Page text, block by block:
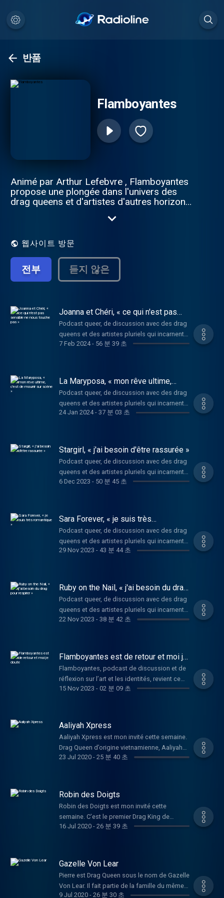
반품
Flamboyantes
Animé par Arthur Lefebvre , Flamboyantes
propose une plongée dans l'univers des
drag queens et d'artistes d'autres horizons
permet de mettre en avant ces artistes
de leur art, partager leurs parcours, leurs
chaque épisode, les invités se confient sur
leurs identités, leurs parcours artistiques,
leurs motivations, et les défis auxquels ils
"Flamboyantes" aborde également des
questions sur l'identité et sur le genre.
Chaque épisode offre un aperçu sincère
des défis et des triomphes rencontrés par
l'individualité qui rassemble, la créativité et
la puissance résiliante de l'art, toujours
proche de soi, toujours là pour sauver et
repenser le monde. Artwork de la saison 3
Thioulouse (3D Designer). Hébergé par
Acast. Visitez acast.com/privacy pour plus
d'informations.
웹사이트 방문
전부 듣지 않은
Joanna et Chéri, « ce qui n'est pas
sensible ne nous touche pas »
Podcast queer, de discussion avec des drag
queens et des artistes pluriels qui incarnent,
à leur manière, une forme de flamboyance.
plongez dans les univers uniques des
artistes Joanna et Chéri. Conformément au
thème de cette saison, nous explorons une
variété d'artistes incarnant différentes
personnels, les premières influences
musicales et l'approche authentique de la
création. Les artistes partagent leurs
réflexions sur la lumière, la pop musique et
cette conversation riche et inspirante, idéale
pour évoquer le processus créatif, la
musique,la culture pop et la créativité. Pour
https://www.instagram.com/joannaclubbb Si
tu veux me faire un retour, être tenu au
courant de la suite et me suivre sur les
réseaux sociaux : lfbarthur —
sur ton application d'écoute.
https://www.instagram.com/flamboyant.e.s
Si tu as aimé l'épisode, tu aimeras
certainement celui-ci également :
Visitez acast.com/privacy pour plus
d'informations.
7 Feb 2024- 56 분 39 초
La Maryposa, « mon rêve ultime,
c'est de mourrir sur scène »
Podcast queer, de discussion avec des drag
queens et des artistes pluriels qui incarnent,
à leur manière, une forme de flamboyance.
Maryposa" . On a parlé de ses origines
espagnoles qui influencent son drag et
notamment de sa grand-mère, qu'elle a
d'ailleurs fait monter sur scène lors d'un
show. On parle du ressenti lorsque des
France. On revient également sur la haine
présentes sur les réseaux sociaux et qu'elle a
du gérer après une séquence de l'émission
Touche Pas à mon Poste. Enfin, Maryposa
moins assez incroyable 3 J'ai perçu
quelques petits bourdonnements lors de
l'editing, veuillez m'en excuser, on est encore
en DIY ici. Pour retrouver La Maryposa :
courant de la suite et me suivre sur les
réseaux sociaux : @lfbarthur —
https://www.instagram.com/lfbarthur/ Si tu
as aimé l'épisode, tu aimeras certainement
Visitez acast.com/privacy pour plus
d'informations.
24 Jan 2024- 37 분 03 초
Stargirl, « j'ai besoin d'être rassurée »
Podcast queer, de discussion avec des drag
queens et des artistes pluriels qui incarnent,
à leur manière, une forme de flamboyance.
pouvez retrouver à mon micro Stargirl, drag
queen lilloise iconic. On a échangé sur la
façon dont Stargirl se définit en tant
qu'artiste. Elle parle de son goût pour Mylène
autres. On parle de doute, de comédie pour
elle qui adore l'humour qu'elle utilise dans
ses performances. On évoque sa maman qui
a un compte fan d'elle sur Instagram, on
de Karl Lagerfeld en m'assimilant à Léa
Salamé sur France Inter (lol). Bref, un moment
que j'ai adoré passer ! J'espère que
l'épisode vous plaira aussi. (Chapitrage en
https://instagram.com/stargirlisdead?
igshid=OGQ5ZDc2ODk2ZA== Si tu veux me
faire un retour, être tenu au courant de la suite
et me suivre sur les réseaux sociaux :
sur ton application d'écoute. Si tu as aimé
l'épisode, tu aimeras certainement celui-ci
également :
https://shows.acast.com/flamboyantes/episodes/drag-
d'informations.
6 Dec 2023 - 50 분 45 초
Sara Forever, « je suis très
romantique »
Podcast queer, de discussion avec des drag
queens et des artistes pluriels qui incarnent à
leur manière une forme de flamboyance.
sous son nom de drag queen Sara Forever,
finaliste de Drag Race France saison 2, est
notre invité flamboyant de la semaine. Artiste
aux multiples facettes, Mathieu navigue entre
parcours, de ses premiers pas sur scène à
sa participation marquante à Drag Race
France, en passant par ses réflexions sur la
classe sociale, la féminité, et son rapport à la
l'identité artistique de Mathieu et comment
elle se manifeste à travers ses
performances. Spécifiquement : • Son enfant
intérieur, marqué par la différence et
et son environnement bordelais sur sa
perception de la féminité et de la classe
sociale • Le drag comme moyen
d'expression artistique, mêlant théâtre,
découvertes • L'importante question de la
politique dans le drag et comment rester
fidèle à ses convictions artistiques • Son
29 Nov 2023 - 43 분 44 초
Ruby on the Nail, « j'ai besoin du drag
pour respirer »
Podcast queer, de discussion avec des drag
queens et des artistes pluriels qui incarnent à
leur manière une forme de flamboyance.
l'amour, je l'ai déjà fait." Ruby on the Nail est
chic, elle aime la couture vintage, Vivenne
Westwood et Jean Paul Gaultier, Barbra
Streisand et Rita Hayworth. Elle aime
performer sur scène, mais estime ne savoir ni
d'elle comme une Lipsync assassin ! Dans
cet épisode, elle nous raconte d'où vient
Ruby, elle nous parle de cabaret, elle nous
parle de sa copine Sara Forever et répond
et K-maro. Autant vous dire que tous les
ingrédients sont là pour passer un bon
moment. 01.25 : Le parcours de Ruby on the
Nail, l'inspiration de ses soeurs, Diana Ross,
Son rapport à la comédie et au stand-up
12.47 : Le drag pour exister 15:15 : Quel est le
but des drag queens ? 17.50 : S'éduquer et
éduquer : apprentissage de la culture et
22 Nov 2023 - 38 분 42 초
Flamboyantes est de retour et moi je
doute
Flamboyantes, podcast de discussion et de
réflexion sur l’art et les identités, revient ce
mercredi 22 novembre 2023 ! J’y ai mis le
des deux premières saisons, je suis parti à la
rencontre de drag queens, incarnation
suprême de la flamboyance. Dans chacun
des épisodes, ces artistes m’ont parlé de
ans plus tard, Flamboyantes évolue comme
j’ai moi-aussi évolué. Drag Race France a
popularisé l’art du drag et celleux qui
l’incarnent. Le podcast devient une
de la danse ou du cinéma. Bref, je ne
m’interdis rien, aucune règle si ce n’est de
porter la flamboyance des personnalités et le
15 Nov 2023 - 02 분 09 초
Aaliyah Xpress
Aaliyah Xpress est mon invité cette semaine.
Drag Queen d’origine vietnamienne, Aaliyah
nous partage son parcours et sa perception
premières performances. Elle prend le micro
de Flamboyantes et raconte avec vérité, le
racisme systémique très présent dans nos
sociétés et également dans le milieu
LGBTQIA+. On parle d’appropriation culturelle
raciste. Flamboyantes est un podcast créé,
animé et réalisé par Arthur Lefebvre et
produit par Mauvaises Têtes. Hébergé par
Acast. Visitez acast.com/privacy pour plus
23 Jul 2020- 25 분 40 초
Robin des Doigts
Robin des Doigts est mon invité cette
semaine. C’est le premier Drag King de
Flamboyantes. L’enregistrement a eu lieu il y
Nous avons parlé de son parcours, de genre,
Kings dans la scène drag et LGBTQIA+.
Flamboyantes est un podcast créé, animé et
16 Jul 2020- 26 분 39 초
Gazelle Von Lear
Pierre est Drag Queen sous le nom de Gazelle
Von Lear. Il fait partie de la famille du même
nom et portée par Veronica Von Lear que
9 Jul 2020- 26 분 30 초